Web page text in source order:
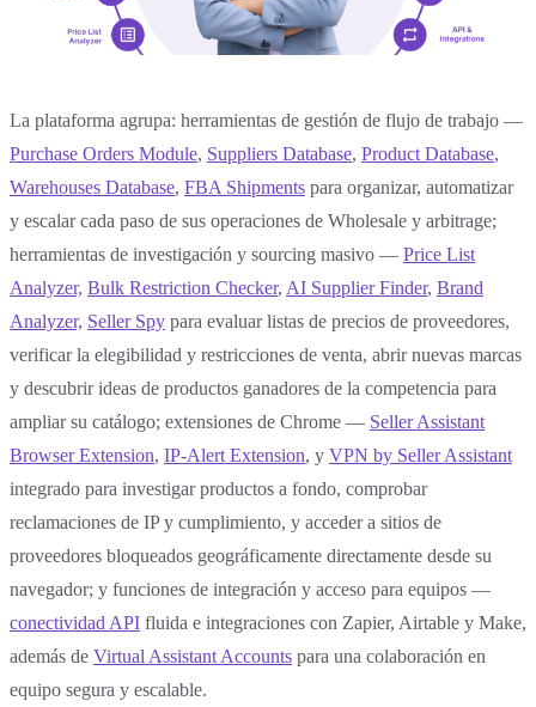
La plataforma agrupa: herramientas de gestión de flujo de trabajo —
Purchase Orders Module, Suppliers Database, Product Database,
Warehouses Database, FBA Shipments para organizar, automatizar
y escalar cada paso de sus operaciones de Wholesale y arbitrage;
herramientas de investigación y sourcing masivo — Price List
Analyzer, Bulk Restriction Checker, AI Supplier Finder, Brand
Analyzer, Seller Spy para evaluar listas de precios de proveedores,
verificar la elegibilidad y restricciones de venta, abrir nuevas marcas
y descubrir ideas de productos ganadores de la competencia para
ampliar su catálogo; extensiones de Chrome — Seller Assistant
Browser Extension, IP-Alert Extension, y VPN by Seller Assistant
integrado para investigar productos a fondo, comprobar
reclamaciones de IP y cumplimiento, y acceder a sitios de
proveedores bloqueados geográficamente directamente desde su
navegador; y funciones de integración y acceso para equipos —
conectividad API fluida e integraciones con Zapier, Airtable y Make,
además de Virtual Assistant Accounts para una colaboración en
equipo segura y escalable.